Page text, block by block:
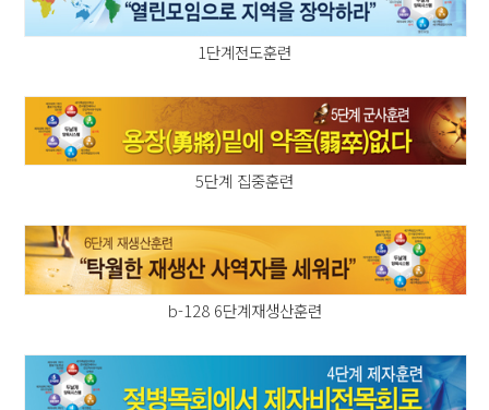
1단계전도훈련
5단계 집중훈련
b-128 6단계재생산훈련